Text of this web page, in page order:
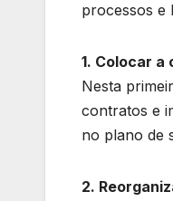
processos e
1. Colocar a
Nesta
contratos e
no plano de
2.